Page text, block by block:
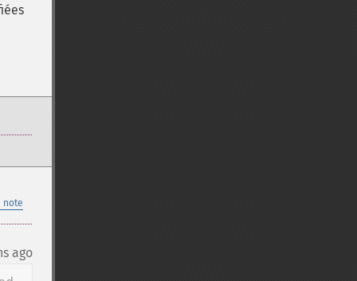
note
ago